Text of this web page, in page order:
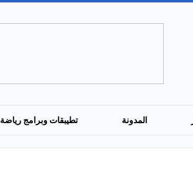
المدونة تطيبقات وبرامج رياضة